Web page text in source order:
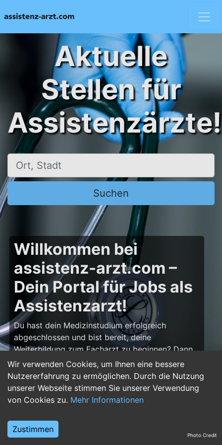
Wir verwenden Cookies, um Ihnen eine bessere
Nutzererfahrung zu ermöglichen. Durch die Nutzung
unserer Webseite stimmen Sie unserer Verwendung
von Cookies zu. Mehr Informationen
Zustimmen
Aktuelle
Stellen für
Assistenzärzte!
Ort, Stadt
Suchen
Willkommen bei
assistenz-arzt.com –
Dein Portal für Jobs als
Assistenzarzt!
Du hast dein Medizinstudium erfolgreich
abgeschlossen und bist bereit, deine
Weiterbildung zum Facharzt zu beginnen? Dann
bist du aufassistenz-arzt.comgenau richtig!
Hier findest du zahlreiche Stellenangebote für
Assistenzärzte in allen Fachrichtungen – von der
Inneren Medizin über die Chirurgie bis hin zur
deine Karriere im Arztberuf und finde die
passende Klinik oder Praxis für deinen nächstenPhoto Credit